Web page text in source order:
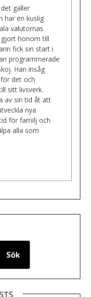
gäller
har en kuslig
valutornas
honom till
fick sin start i
programmerade
Han insåg
det och
sitt livsverk.
av sin tid åt att
nya
för familj och
alla som
Sök